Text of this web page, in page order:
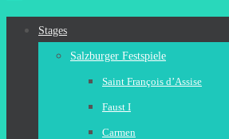
Zum
Stages
Salzburger Festspiele
Saint François d’Assise
Faust I
Carmen